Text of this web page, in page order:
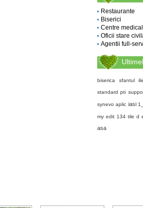
Restaurante
Biserici
Centre
Oficii stare
Agentii full-
biserica sfantul
standard pti
synevo aplic iasi 1_
my edit 134 tile d
asa